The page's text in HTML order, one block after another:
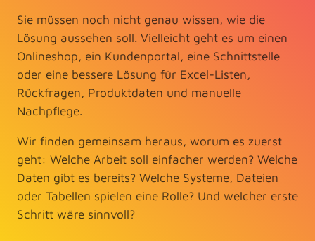
Sie müssen noch nicht genau wissen, wie die
Lösung aussehen soll. Vielleicht geht es um einen
Onlineshop, ein Kundenportal, eine Schnittstelle
oder eine bessere Lösung für Excel-Listen,
Rückfragen, Produktdaten und manuelle
Nachpflege.
Wir finden gemeinsam heraus, worum es zuerst
geht: Welche Arbeit soll einfacher werden? Welche
Daten gibt es bereits? Welche Systeme, Dateien
oder Tabellen spielen eine Rolle? Und welcher erste
Schritt wäre sinnvoll?